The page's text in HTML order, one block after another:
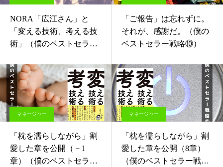
NORA「広江さん」と
「変える技術、考える技
術」（僕のベストセラー
「ご報告」は忘れずに。
それが、感謝だ。（僕の
ベストセラー戦略⑩）
マネージャー
「枕を濡らしながら」割
愛した章を公開（－1
章）（僕のベストセラー
マネージャー
「枕を濡らしながら」割
愛した章を公開（8章）
（僕のベストセラー戦略